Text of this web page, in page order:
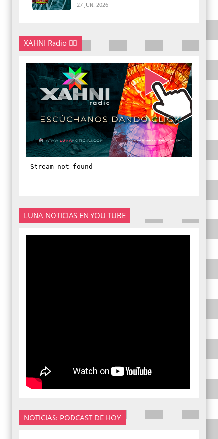
27 JUN. 2026
XAHNI Radio 👇🏽
LUNA NOTICIAS EN YOU TUBE
NOTICIAS: PODCAST DE HOY